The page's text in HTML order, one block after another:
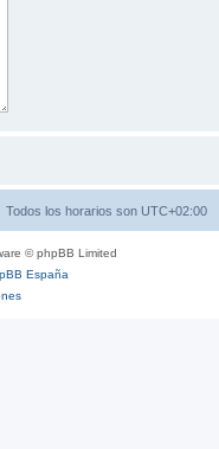
Todos los horarios son UTC+02:00
© phpBB Limited
España